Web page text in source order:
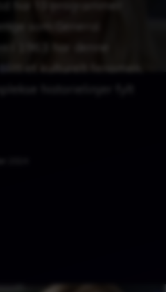
i 1963 har denne